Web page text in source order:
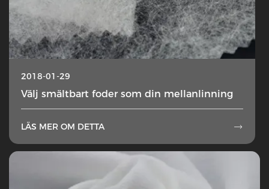
2018-01-29
Välj smältbart foder som din mellanlinning
LÄS MER OM DETTA 